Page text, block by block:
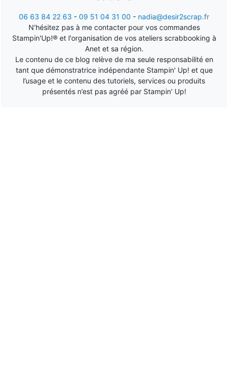
06 63 84 22 63 - 09 51 04 31 00 - nadia@desir2scrap.fr
N'hésitez pas à me contacter pour vos commandes
Stampin'Up!® et l'organisation de vos ateliers scrabbooking à
Anet et sa région.
Le contenu de ce blog relève de ma seule responsabilité en
tant que démonstratrice indépendante Stampin' Up! et que
l’usage et le contenu des tutoriels, services ou produits
présentés n’est pas agréé par Stampin' Up!